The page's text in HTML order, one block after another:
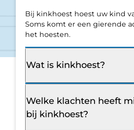
Bij kinkhoest hoest uw kind
Soms komt er een gierende
het hoesten.
Wat is kinkhoest?
Welke klachten heeft
bij kinkhoest?